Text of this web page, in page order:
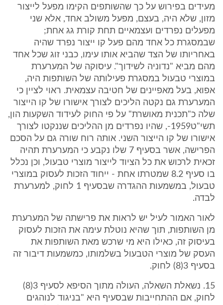
מעידים בפירוש על כך שהשותפים הקימו מפעל לייצור
מזון, שלא היה, בעצם, מפעל משולב אחד, אלא שני
מפעלים נפרדים ועצמאיים תחת קורת גג אחת;
שבמסגרת כל אחד מהם פעל קו ייצור נפרד שהיה
באחריותו של הצד שהביא אותו עימו, כבני זוג שכל אחד
מהם מביא "נדוניה לשידוך". עיסוקה של המערערת
במוצרי טבעול במסגרת פעילותה של השותפות היה,
אפוא, בעל מאפיינים של חטיבה עצמאית. ראוי לציין כי
המערערת גם נקטה הליכים לצורך אישורו של קו הייצור
שלה כ"תכנית מאושרת" על פי החוק לעידוד השקעות הון,
תשי"ט1959-, שהיו נפרדים מן ההליכים שננקטו לצורך
אישורו של קו הייצור השני. אותה רוח שורה גם על הסכם
הפרישה, אשר בסעיף 7 שלו נקבע כי המערערת תהיה
זכאית לרכוש את כל הציוד לייצור מוצרי טבעול, וכן נכלל
בו סעיף 8.2 שמטרתו אחת - ייחוד הזכות לעסוק במוצרי
טבעול, במשמעות ההגדרה שבסעיף 1 לחוק, למערערת
לבדה.
לאור האמור לעיל יש לראות את פרישתה של המערערת
מן השותפות, תוך שהיא נוטלת עימה את הזכות לעסוק
בעיסוק זה, כאילו היא מי שרכש מאת השותפות את
העסק של מוצרי הטבעול בשלמותו, כמשמעות דיבור זה
בסעיף 3(8) לחוק.
15. נשאלת השאלה, העולה מתוך הסיפא לסעיף 3(8)
לחוק, אם ההתחייבות שבסעיף היא "בניגוד לנוהגים